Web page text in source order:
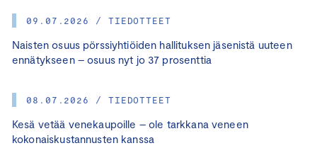
09.07.2026 / TIEDOTTEET
Naisten osuus pörssiyhtiöiden hallituksen jäsenistä uuteen
ennätykseen – osuus nyt jo 37 prosenttia
08.07.2026 / TIEDOTTEET
Kesä vetää venekaupoille – ole tarkkana veneen
kokonaiskustannusten kanssa